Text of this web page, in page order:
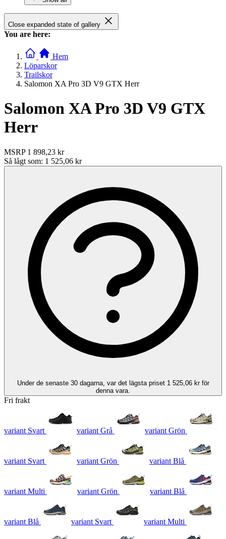
Close expanded state of gallery
You are here:
Hem
Löparskor
Trailskor
Salomon XA Pro 3D V9 GTX Herr
Salomon XA Pro 3D V9 GTX
Herr
MSRP 1 898,23 kr
Så lågt som: 1 525,06 kr
Under de senaste 30 dagarna, var det lägsta priset 1 525,06 kr för
denna vara.
Fri frakt
variant Svart variant Grå variant Grön
variant Svart variant Grön variant Blå
variant Multi variant Grön variant Blå
variant Blå variant Svart variant Multi